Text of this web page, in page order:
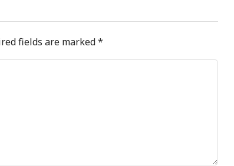
fields are marked*